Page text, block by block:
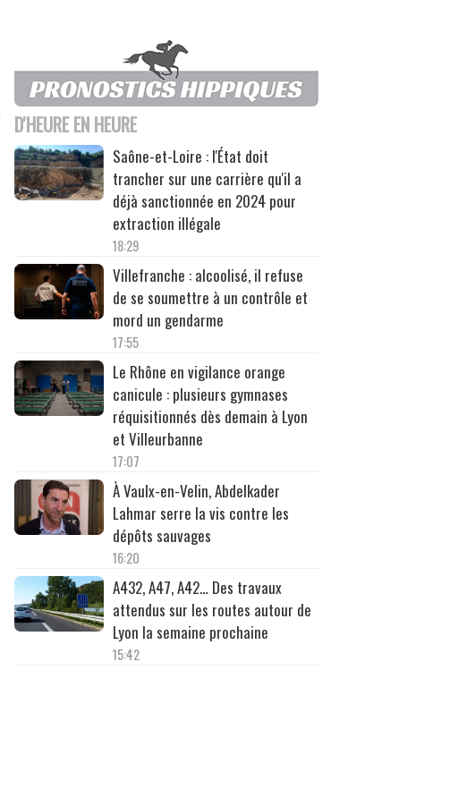
D'HEURE EN HEURE
Saône-et-Loire : l'État doit
trancher sur une carrière qu'il a
déjà sanctionnée en 2024 pour
extraction illégale
18:29
Villefranche : alcoolisé, il refuse
de se soumettre à un contrôle et
mord un gendarme
17:55
Le Rhône en vigilance orange
canicule : plusieurs gymnases
réquisitionnés dès demain à Lyon
et Villeurbanne
17:07
À Vaulx-en-Velin, Abdelkader
Lahmar serre la vis contre les
dépôts sauvages
16:20
A432, A47, A42… Des travaux
attendus sur les routes autour de
Lyon la semaine prochaine
15:42